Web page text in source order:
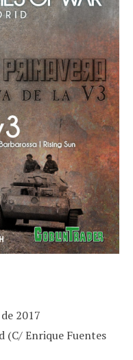
2017
(C/ Enrique Fuentes